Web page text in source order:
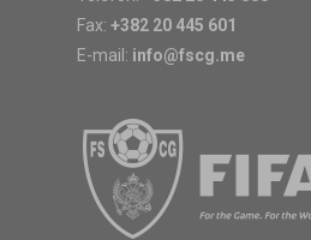
Fax: +382 20 445 601
E-mail: info@fscg.me